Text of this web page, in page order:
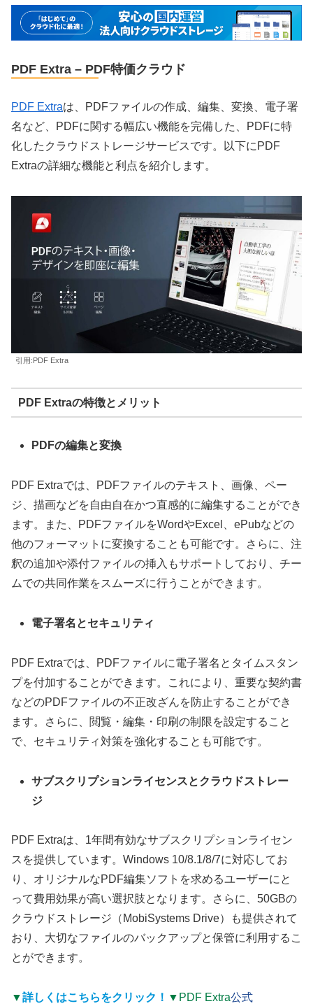
PDF Extra – PDF特価クラウド
PDF Extraは、PDFファイルの作成、編集、変換、電子署
名など、PDFに関する幅広い機能を完備した、PDFに特
化したクラウドストレージサービスです。以下にPDF
Extraの詳細な機能と利点を紹介します。
引用:PDF Extra
PDF Extraの特徴とメリット
PDFの編集と変換
PDF Extraでは、PDFファイルのテキスト、画像、ペー
ジ、描画などを自由自在かつ直感的に編集することができ
ます。また、PDFファイルをWordやExcel、ePubなどの
他のフォーマットに変換することも可能です。さらに、注
釈の追加や添付ファイルの挿入もサポートしており、チー
ムでの共同作業をスムーズに行うことができます。
電子署名とセキュリティ
PDF Extraでは、PDFファイルに電子署名とタイムスタン
プを付加することができます。これにより、重要な契約書
などのPDFファイルの不正改ざんを防止することができ
ます。さらに、閲覧・編集・印刷の制限を設定すること
で、セキュリティ対策を強化することも可能です。
サブスクリプションライセンスとクラウドストレー
ジ
PDF Extraは、1年間有効なサブスクリプションライセン
スを提供しています。Windows 10/8.1/8/7に対応してお
り、オリジナルなPDF編集ソフトを求めるユーザーにと
って費用効果が高い選択肢となります。さらに、50GBの
クラウドストレージ（MobiSystems Drive）も提供されて
おり、大切なファイルのバックアップと保管に利用するこ
とができます。
▼詳しくはこちらをクリック！ ▼PDF Extra公式